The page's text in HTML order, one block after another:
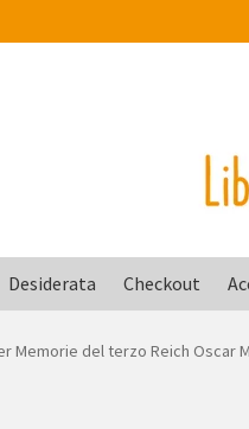
Desiderata Checkout
Memorie del terzo Reich Oscar